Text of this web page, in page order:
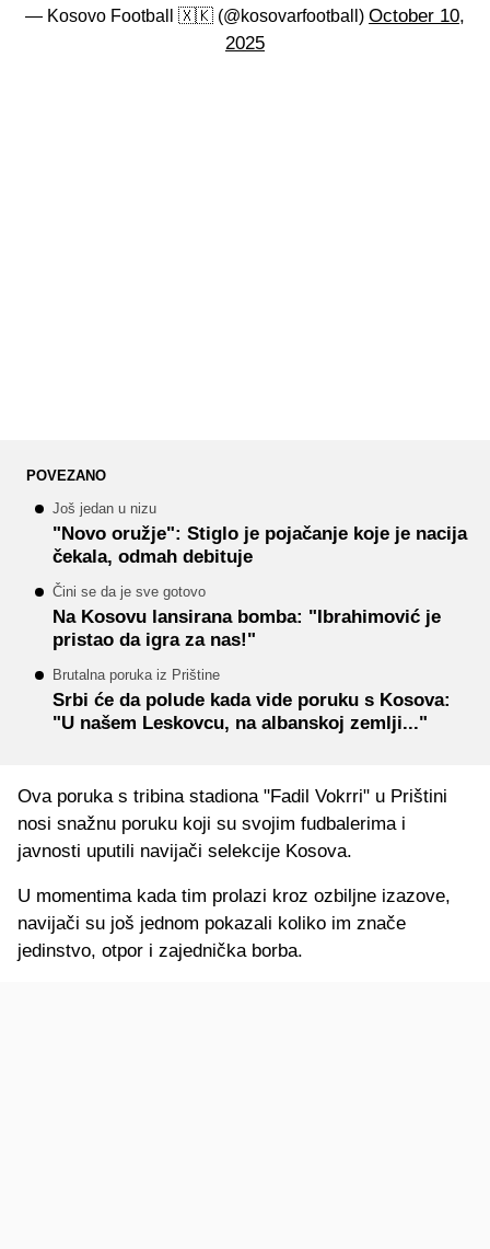
— Kosovo Football 🇽🇰 (@kosovarfootball) October 10,
2025
POVEZANO
Još jedan u nizu
"Novo oružje": Stiglo je pojačanje koje je nacija
čekala, odmah debituje
Čini se da je sve gotovo
Na Kosovu lansirana bomba: "Ibrahimović je
pristao da igra za nas!"
Brutalna poruka iz Prištine
Srbi će da polude kada vide poruku s Kosova:
"U našem Leskovcu, na albanskoj zemlji..."
Ova poruka s tribina stadiona "Fadil Vokrri" u Prištini
nosi snažnu poruku koji su svojim fudbalerima i
javnosti uputili navijači selekcije Kosova.
U momentima kada tim prolazi kroz ozbiljne izazove,
navijači su još jednom pokazali koliko im znače
jedinstvo, otpor i zajednička borba.